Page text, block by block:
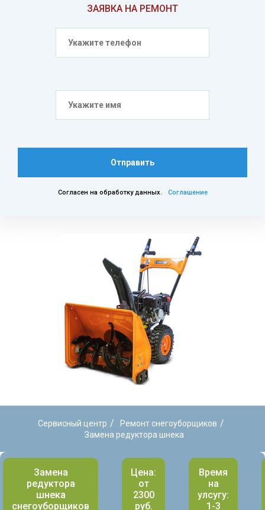
ЗАЯВКА НА РЕМОНТ
Отправить
Согласен на обработку данных. Соглашение
Сервисный центр / Ремонт снегоуборщиков /
Замена редуктора шнека
Замена
редуктора
шнека
снегоуборщиков
Цена:
от
2300
руб.
Время
на
улсугу:
1-3